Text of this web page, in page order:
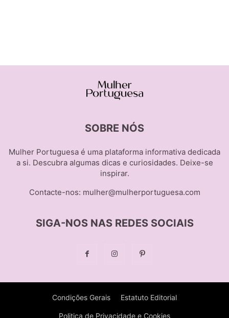
SOBRE NÓS
Mulher Portuguesa é uma plataforma informativa dedicada
a si. Descubra algumas dicas e curiosidades. Deixe-se
inspirar.
Contacte-nos: mulher@mulherportuguesa.com
SIGA-NOS NAS REDES SOCIAIS
Condições Gerais Estatuto Editorial
Politica de Privacidade e Cookies